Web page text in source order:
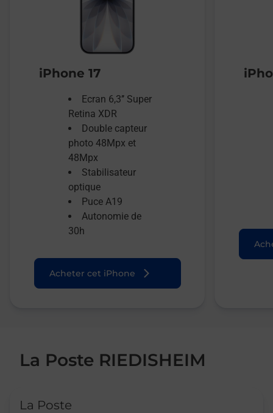
iPhone 17
Ecran 6,3’’ Super
Retina XDR
Double capteur
photo 48Mpx et
48Mpx
Stabilisateur
optique
Puce A19
Autonomie de
30h
Acheter cet iPhone
La Poste RIEDISHEIM
La Poste